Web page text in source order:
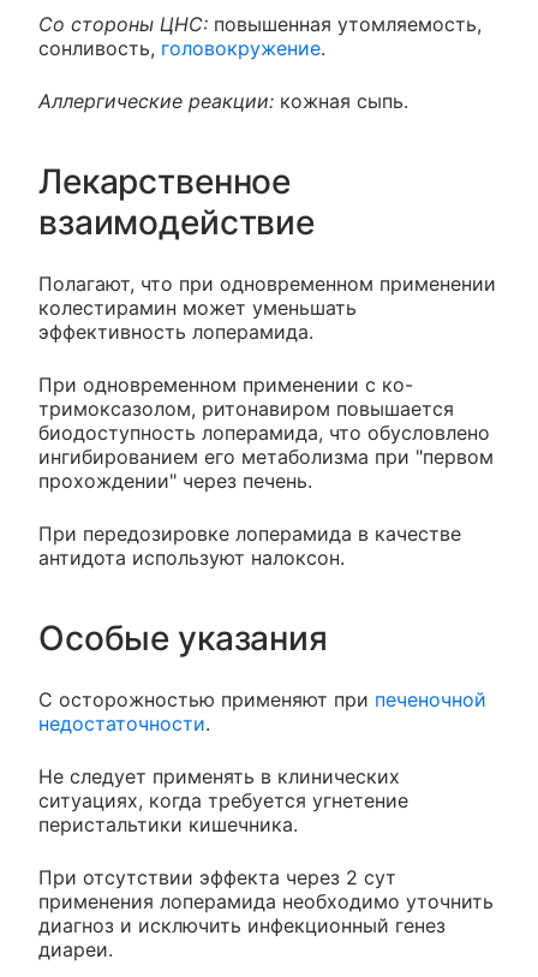
Со стороны ЦНС: повышенная утомляемость,
сонливость, головокружение.
Аллергические реакции: кожная сыпь.
Лекарственное
взаимодействие
Полагают, что при одновременном применении
колестирамин может уменьшать
эффективность лоперамида.
При одновременном применении с ко-
тримоксазолом, ритонавиром повышается
биодоступность лоперамида, что обусловлено
ингибированием его метаболизма при "первом
прохождении" через печень.
При передозировке лоперамида в качестве
антидота используют налоксон.
Особые указания
С осторожностью применяют при печеночной
недостаточности.
Не следует применять в клинических
ситуациях, когда требуется угнетение
перистальтики кишечника.
При отсутствии эффекта через 2 сут
применения лоперамида необходимо уточнить
диагноз и исключить инфекционный генез
диареи.